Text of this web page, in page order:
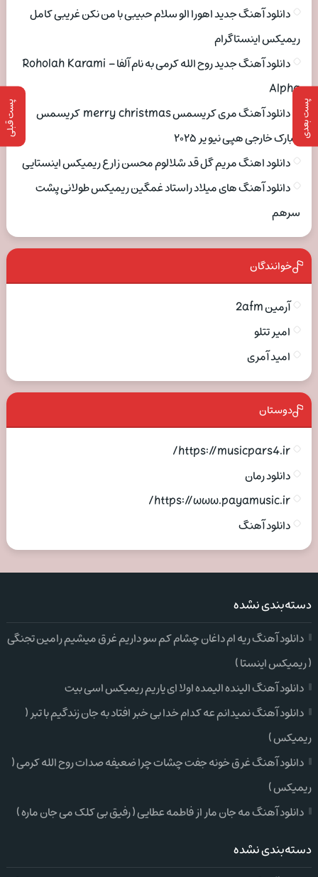
پست بعدی پست قبلی
دانلود آهنگ جدید اهورا الو سلام حبیبی با من نکن غریبی کامل
ریمیکس اینستاگرام
دانلود آهنگ جدید روح الله کرمی به نام آلفا Roholah Karami –
Alpha
دانلود آهنگ مری کریسمس merry christmas کریسمس
مبارک خارجی هپی نیو یر ۲۰۲۵
دانلود اهنگ مریم گل قد شلالوم محسن زارع ریمیکس اینستایی
دانلود آهنگ های میلاد راستاد غمگین ریمیکس طولانی پشت
سرهم
خوانندگان
آرمین 2afm
امیر تتلو
امید آمری
دوستان
https://musicpars4.ir/
دانلود رمان
https://www.payamusic.ir/
دانلود آهنگ
دسته‌بندی نشده
دانلود آهنگ ریه ام داغان چشام کم سو داریم غرق میشیم رامین تجنگی
( ریمیکس اینستا )
دانلود آهنگ الینده الیمده اولا ای یاریم ریمیکس اسی بیت
دانلود آهنگ نمیدانم عه کدام خدا بی خبر افتاد به جان زندگیم با تبر (
ریمیکس )
دانلود آهنگ غرق خونه جفت چشات چرا ضعیفه صدات روح الله کرمی (
ریمیکس )
دانلود آهنگ مه جان مار از فاطمه عطایی ( رفیق بی کلک می جان ماره )
دسته‌بندی نشده